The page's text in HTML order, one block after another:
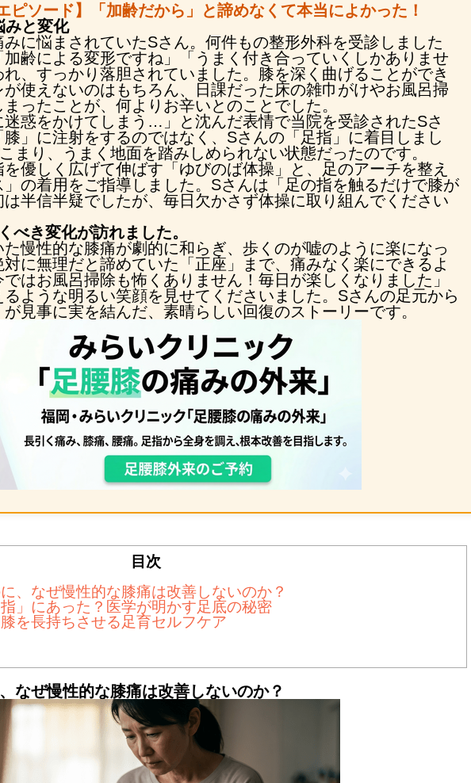
ピソード】「加齢だから」と諦めなくて本当によかった！
みと変化
に悩まされていたSさん。何件もの整形外科を受診しました
齢による変形ですね」「うまく付き合っていくしかありませ
、すっかり落胆されていました。膝を深く曲げることができ
使えないのはもちろん、日課だった床の雑巾がけやお風呂掃
ったことが、何よりお辛いとのことでした。
迷惑をかけてしまう…」と沈んだ表情で当院を受診されたSさ
」に注射をするのではなく、Sさんの「足指」に着目しまし
まり、うまく地面を踏みしめられない状態だったのです。
優しく広げて伸ばす「ゆびのば体操」と、足のアーチを整え
の着用をご指導しました。Sさんは「足の指を触るだけで膝が
半信半疑でしたが、毎日欠かさず体操に取り組んでください
べき変化が訪れました。
慢性的な膝痛が劇的に和らぎ、歩くのが嘘のように楽になっ
に無理だと諦めていた「正座」まで、痛みなく楽にできるよ
はお風呂掃除も怖くありません！毎日が楽しくなりました」
ような明るい笑顔を見せてくださいました。Sさんの足元から
見事に実を結んだ、素晴らしい回復のストーリーです。
目次
、なぜ慢性的な膝痛は改善しないのか？
」にあった？医学が明かす足底の秘密
を長持ちさせる足育セルフケア
なぜ慢性的な膝痛は改善しないのか？